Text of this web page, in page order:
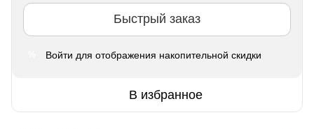
Быстрый заказ
Войти для отображения накопительной скидки
В избранное